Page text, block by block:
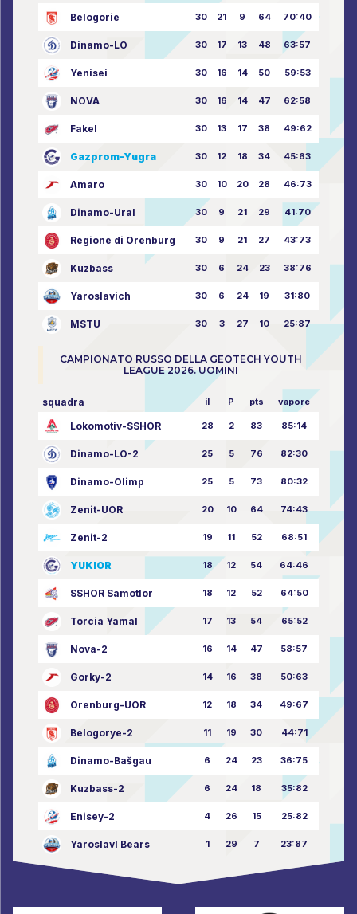
Belogorie 30 21 9 64 70:40
Dinamo-LO 30 17 13 48 63:57
Yenisei 30 16 14 50 59:53
NOVA 30 16 14 47 62:58
Fakel 30 13 17 38 49:62
Gazprom-Yugra 30 12 18 34 45:63
Amaro 30 10 20 28 46:73
Dinamo-Ural 30 9 21 29 41:70
Regione di Orenburg 30 9 21 27 43:73
Kuzbass 30 6 24 23 38:76
Yaroslavich 30 6 24 19 31:80
MSTU 30 3 27 10 25:87
CAMPIONATO RUSSO DELLA GEOTECH YOUTH
LEAGUE 2026. UOMINI
squadra il P pts vapore
Lokomotiv-SSHOR 28 2 83 85:14
Dinamo-LO-2 25 5 76 82:30
Dinamo-Olimp 25 5 73 80:32
Zenit-UOR 20 10 64 74:43
Zenit-2 19 11 52 68:51
YUKIOR 18 12 54 64:46
SSHOR Samotlor 18 12 52 64:50
Torcia Yamal 17 13 54 65:52
Nova-2 16 14 47 58:57
Gorky-2 14 16 38 50:63
Orenburg-UOR 12 18 34 49:67
Belogorye-2 11 19 30 44:71
Dinamo-Bašgau 6 24 23 36:75
Kuzbass-2 6 24 18 35:82
Enisey-2 4 26 15 25:82
Yaroslavl Bears 1 29 7 23:87